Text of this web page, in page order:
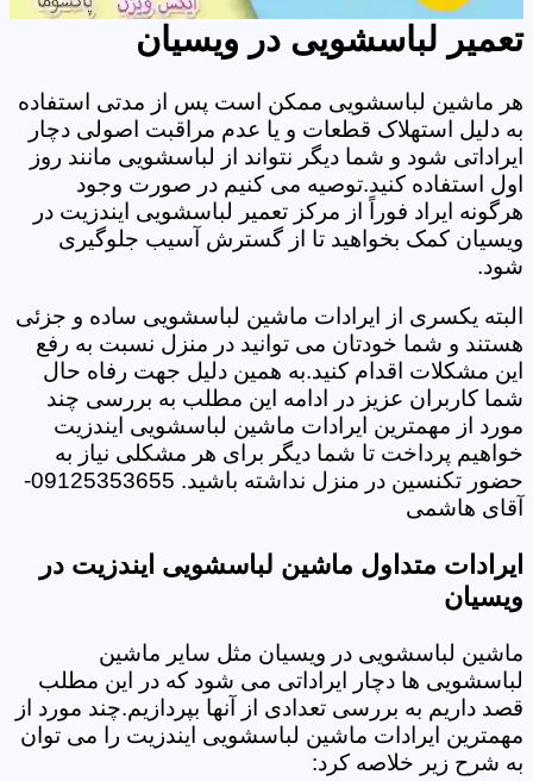
تعمیر لباسشویی در ویسیان
هر ماشین لباسشویی ممکن است پس از مدتی استفاده
به دلیل استهلاک قطعات و یا عدم مراقبت اصولی دچار
ایراداتی شود و شما دیگر نتواند از لباسشویی مانند روز
اول استفاده کنید.توصیه می کنیم در صورت وجود
هرگونه ایراد فوراً از مرکز تعمیر لباسشویی ایندزیت در
ویسیان کمک بخواهید تا از گسترش آسیب جلوگیری
شود.
البته یکسری از ایرادات ماشین لباسشویی ساده و جزئی
هستند و شما خودتان می توانید در منزل نسبت به رفع
این مشکلات اقدام کنید.به همین دلیل جهت رفاه حال
شما کاربران عزیز در ادامه این مطلب به بررسی چند
مورد از مهمترین ایرادات ماشین لباسشویی ایندزیت
خواهیم پرداخت تا شما دیگر برای هر مشکلی نیاز به
حضور تکنسین در منزل نداشته باشید. 09125353655-
آقای هاشمی
ایرادات متداول ماشین لباسشویی ایندزیت در
ویسیان
ماشین لباسشویی در ویسیان مثل سایر ماشین
لباسشویی ها دچار ایراداتی می شود که در این مطلب
قصد داریم به بررسی تعدادی از آنها بپردازیم.چند مورد از
مهمترین ایرادات ماشین لباسشویی ایندزیت را می توان
به شرح زیر خلاصه کرد: